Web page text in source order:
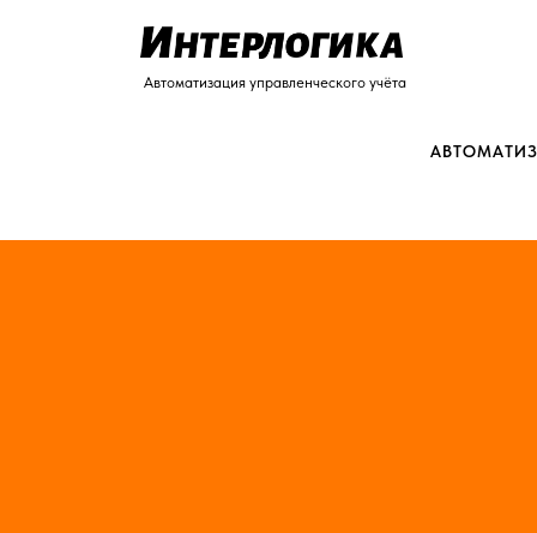
Автоматизация управленческого учёта